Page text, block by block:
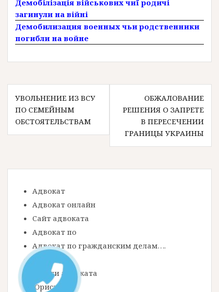
Демобілізація військових чиї родичі
загинули на війні
Демобилизация военных чьи родственники
погибли на войне
Н
в
г
УВОЛЬНЕНИЕ ИЗ ВСУ
ПО СЕМЕЙНЫМ
ОБСТОЯТЕЛЬСТВАМ
ОБЖАЛОВАНИЕ
РЕШЕНИЯ О ЗАПРЕТЕ
В ПЕРЕСЕЧЕНИИ
ГРАНИЦЫ УКРАИНЫ
Адвокат
Адвокат онлайн
Сайт адвоката
Адвокат по
Адвокат по гражданским делам….
Адвокаты
Услуги адвоката
Юрист